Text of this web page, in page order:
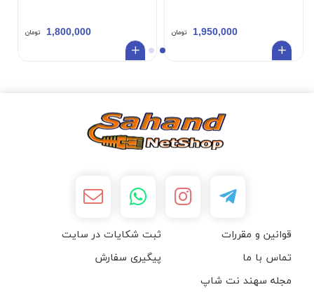
1,950,000 تومان 1,800,000 تومان
قوانین و مقررات
ثبت شکایات در سایت
تماس با ما
پیگیری سفارش
مجله سهند نت شاپ